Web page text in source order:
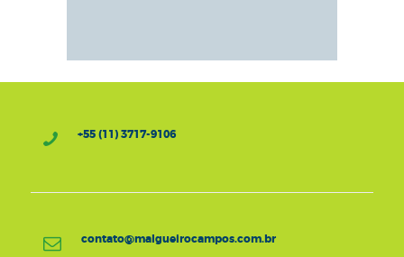
+55 (11) 3717-9106
contato@malgueirocampos.com.br